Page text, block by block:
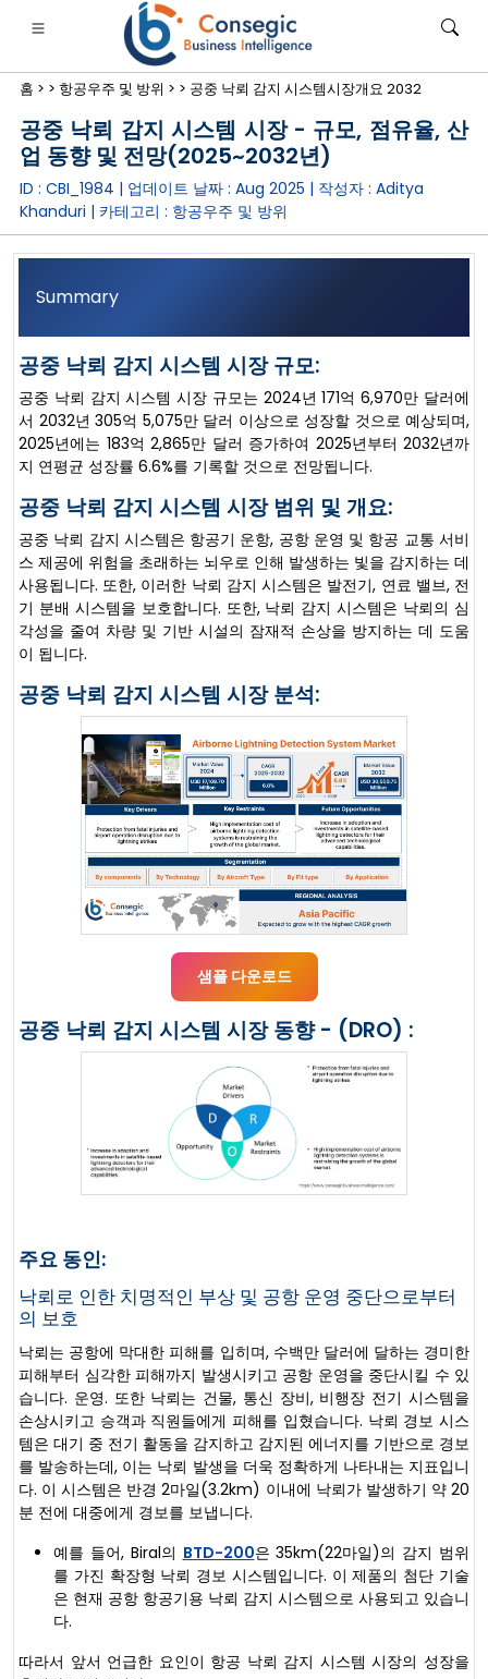
·금융·보험 • 소비재 • 에너지 및 전력
홈 > > 항공우주 및 방위 > > 공중 낙뢰 감지 시스템시장개요 2032
공중 낙뢰 감지 시스템 시장 - 규모, 점유율, 산
업 동향 및 전망(2025~2032년)
ID : CBI_1984 | 업데이트 날짜 : Aug 2025 | 작성자 : Aditya
Khanduri | 카테고리 : 항공우주 및 방위
Summary
공중 낙뢰 감지 시스템 시장 규모:
공중 낙뢰 감지 시스템 시장 규모는 2024년 171억 6,970만 달러에
서 2032년 305억 5,075만 달러 이상으로 성장할 것으로 예상되며,
2025년에는 183억 2,865만 달러 증가하여 2025년부터 2032년까
지 연평균 성장률 6.6%를 기록할 것으로 전망됩니다.
공중 낙뢰 감지 시스템 시장 범위 및 개요:
공중 낙뢰 감지 시스템은 항공기 운항, 공항 운영 및 항공 교통 서비
스 제공에 위험을 초래하는 뇌우로 인해 발생하는 빛을 감지하는 데
사용됩니다. 또한, 이러한 낙뢰 감지 시스템은 발전기, 연료 밸브, 전
기 분배 시스템을 보호합니다. 또한, 낙뢰 감지 시스템은 낙뢰의 심
각성을 줄여 차량 및 기반 시설의 잠재적 손상을 방지하는 데 도움
이 됩니다.
공중 낙뢰 감지 시스템 시장 분석:
샘플 다운로드
공중 낙뢰 감지 시스템 시장 동향 - (DRO) :
주요 동인:
낙뢰로 인한 치명적인 부상 및 공항 운영 중단으로부터
의 보호
낙뢰는 공항에 막대한 피해를 입히며, 수백만 달러에 달하는 경미한
피해부터 심각한 피해까지 발생시키고 공항 운영을 중단시킬 수 있
습니다. 운영. 또한 낙뢰는 건물, 통신 장비, 비행장 전기 시스템을
손상시키고 승객과 직원들에게 피해를 입혔습니다. 낙뢰 경보 시스
템은 대기 중 전기 활동을 감지하고 감지된 에너지를 기반으로 경보
를 발송하는데, 이는 낙뢰 발생을 더욱 정확하게 나타내는 지표입니
다. 이 시스템은 반경 2마일(3.2km) 이내에 낙뢰가 발생하기 약 20
분 전에 대중에게 경보를 보냅니다.
예를 들어, Biral의 BTD-200은 35km(22마일)의 감지 범위
를 가진 확장형 낙뢰 경보 시스템입니다. 이 제품의 첨단 기술
은 현재 공항 항공기용 낙뢰 감지 시스템으로 사용되고 있습니
다.
따라서 앞서 언급한 요인이 항공 낙뢰 감지 시스템 시장의 성장을